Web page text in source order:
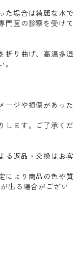
た場合は綺麗な水で
門医の診察を受けて
折り曲げ、高温多湿
ージや損傷があった
します。ご了承くだ
る返品・交換はお客
により商品の色や質
出る場合がござい